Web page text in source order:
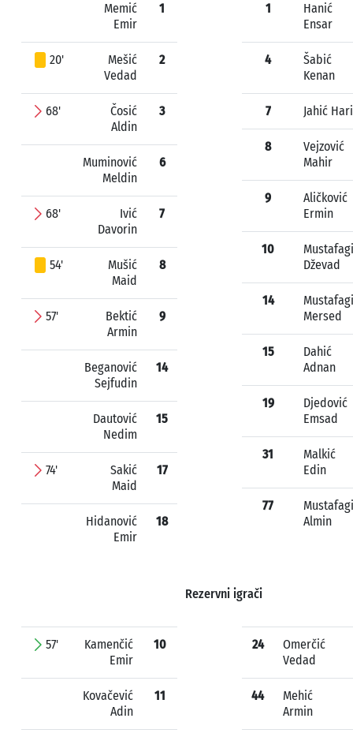
Memić
Emir
1
20'
Mešić
Vedad
2
68'
Čosić
Aldin
3
Muminović
Meldin
6
68'
Ivić
Davorin
7
54'
Mušić
Maid
8
57'
Bektić
Armin
9
Beganović
Sejfudin
14
Dautović
Nedim
15
74'
Sakić
Maid
17
Hidanović
Emir
18
1
Hanić
Ensar
4
Šabić
Kenan
7 Jahić
8
Vejzović
Mahir
9
Aličković
Ermin
10
Dževad
14
Mersed
15
Dahić
Adnan
19
Djedović
Emsad
31
Malkić
Edin
77
Almin
Rezervni igrači
57'
Kamenčić
Emir
10
Kovačević
Adin
11
24
Omerčić
Vedad
44
Mehić
Armin